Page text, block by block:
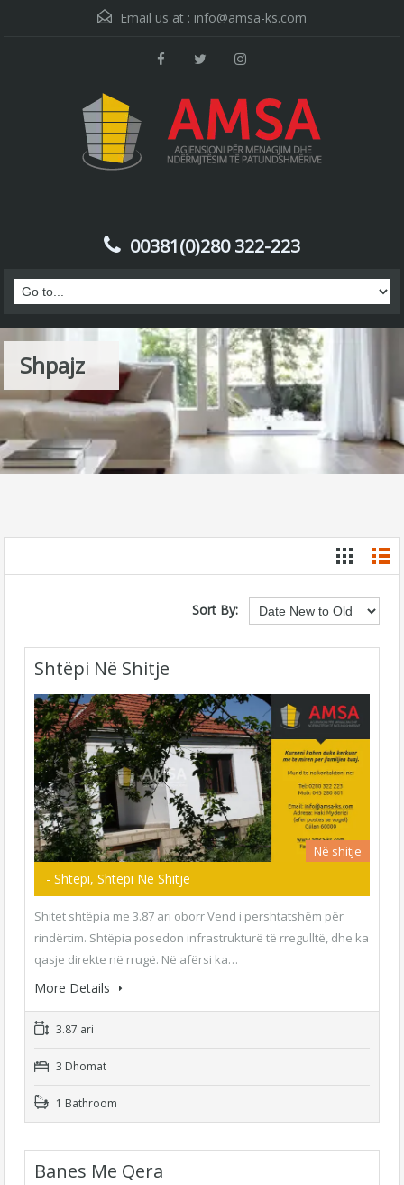
Email us at : info@amsa-ks.com
00381(0)280 322-223
Shpajz
Sort By:
Shtëpi Në Shitje
Në shitje
- Shtëpi, Shtëpi Në Shitje
Shitet shtëpia me 3.87 ari oborr Vend i pershtatshëm për
rindërtim. Shtëpia posedon infrastrukturë të rregulltë, dhe ka
qasje direkte në rrugë. Në afërsi ka…
More Details
3.87 ari
3 Dhomat
1 Bathroom
Banes Me Qera